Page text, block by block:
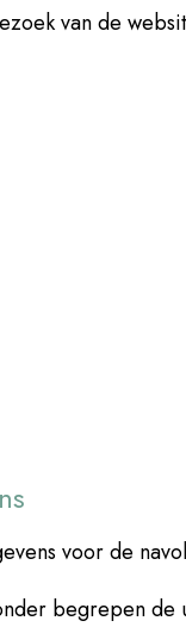
van de
voor de
begrepen